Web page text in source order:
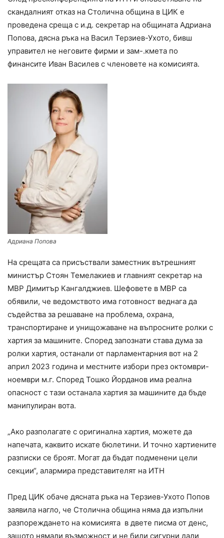
скандалният отказ на Столична община в ЦИК е
проведена среща с и.д. секретар на общината Адриана
Попова, дясна ръка на Васил Терзиев-Ухото, бивш
управител не неговите фирми и зам-.кмета по
финансите Иван Василев с членовете на комисията.
Адриана Попова
На срещата са присъствали заместник вътрешният
министър Стоян Темелакиев и главният секретар на
МВР Димитър Кангалджиев. Шефовете в МВР са
обявили, че ведомството има готовност веднага да
съдейства за решаване на проблема, охрана,
транспортиране и унищожаване на въпросните ролки с
хартия за машините. Според запознати става дума за
ролки хартия, останали от парламентарния вот на 2
април 2023 година и местните избори през октомври-
ноември м.г. Според Тошко Йорданов има реална
опасност с тази останала хартия за машините да бъде
манипулиран вота.
„Ако разполагате с оригинална хартия, можете да
напечата, каквито искате бюлетини. И точно хартиените
разписки се броят. Могат да бъдат подменени цели
секции“, алармира представителят на ИТН
Пред ЦИК обаче дясната ръка на Терзиев-Ухото Попов
заявила нагло, че Столична община няма да изпълни
разпореждането на комисията в двете писма от денс,
защото нямали възможност и не били сигурни дали